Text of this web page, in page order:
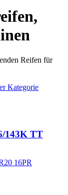
Reifen für
Kategorie
143K TT